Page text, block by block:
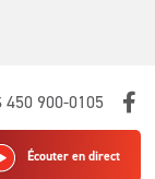
450 900-0105
Écouter en direct